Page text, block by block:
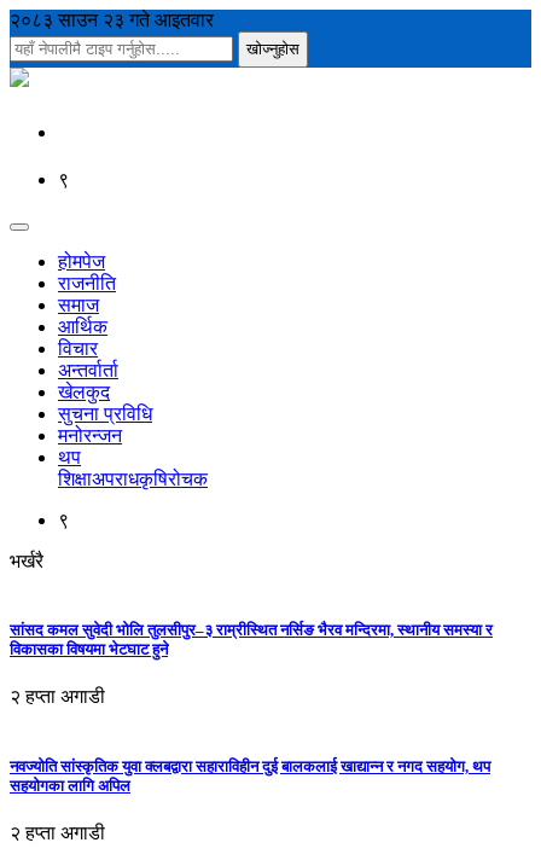
२०८३ साउन २३ गते आइतवार
९
होमपेज
राजनीति
समाज
आर्थिक
विचार
अन्तर्वार्ता
खेलकुद
सुचना प्रविधि
मनोरन्जन
थप
शिक्षाअपराधकृषिरोचक
९
भर्खरै
सांसद कमल सुवेदी भोलि तुलसीपुर–३ राम्रीस्थित नर्सिङ भैरव मन्दिरमा, स्थानीय समस्या र
विकासका विषयमा भेटघाट हुने
२ हप्ता अगाडी
नवज्योति सांस्कृतिक युवा क्लबद्वारा सहाराविहीन दुई बालकलाई खाद्यान्न र नगद सहयोग, थप
सहयोगका लागि अपिल
२ हप्ता अगाडी